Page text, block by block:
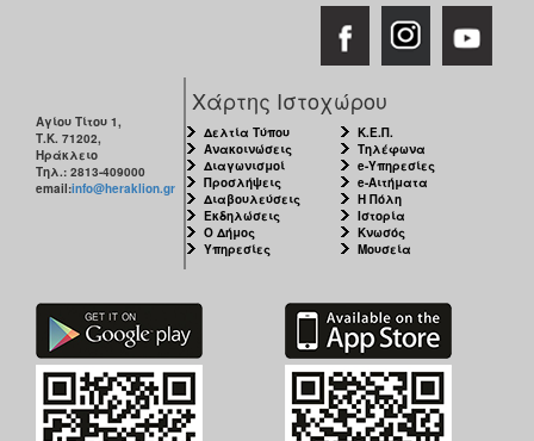
Αγίου Τίτου 1,
Τ.Κ. 71202,
Ηράκλειο
Τηλ.: 2813-409000
email:info@heraklion.gr
Χάρτης Ιστοχώρου
Δελτία Τύπου
Ανακοινώσεις
Διαγωνισμοί
Προσλήψεις
Διαβουλεύσεις
Εκδηλώσεις
Ο Δήμος
Υπηρεσίες
Κ.Ε.Π.
Τηλέφωνα
e-Υπηρεσίες
e-Αιτήματα
Η Πόλη
Ιστορία
Κνωσός
Μουσεία